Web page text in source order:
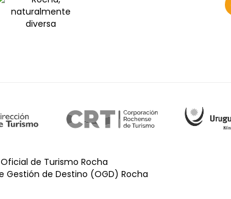
de Turismo Rocha
Gestión de Destino (OGD) Rocha